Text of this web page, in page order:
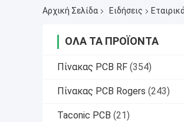
Αρχική Σελίδα Ειδήσεις
ΌΛΑ ΤΑ ΠΡΟΪΌΝΤΑ
Πίνακας PCB RF (354)
Πίνακας PCB Rogers (243)
Taconic PCB (21)